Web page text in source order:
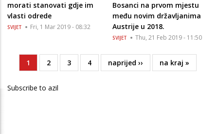
morati stanovati gdje im
vlasti odrede
SVIJET Fri, 1 Mar 2019 - 08:32
Bosanci na prvom mjestu
među novim državljanima
Austrije u 2018.
SVIJET Thu, 21 Feb 2019 - 11:50
Pagination
Current
page
1 Page
2 Page
3 Page
4
Next
page
naprijed ››
Last
page
na kraj »
Subscribe to azil